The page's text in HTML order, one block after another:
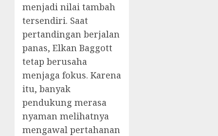
menjadi nilai tambah
tersendiri. Saat
pertandingan berjalan
panas, Elkan Baggott
tetap berusaha
menjaga fokus. Karena
itu, banyak
pendukung merasa
nyaman melihatnya
mengawal pertahanan